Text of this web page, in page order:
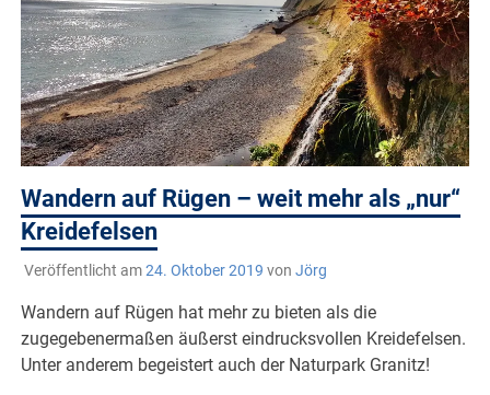
Wandern auf Rügen – weit mehr als „nur“
Kreidefelsen
Veröffentlicht am24. Oktober 2019 von Jörg
Wandern auf Rügen hat mehr zu bieten als die
zugegebenermaßen äußerst eindrucksvollen Kreidefelsen.
Unter anderem begeistert auch der Naturpark Granitz!